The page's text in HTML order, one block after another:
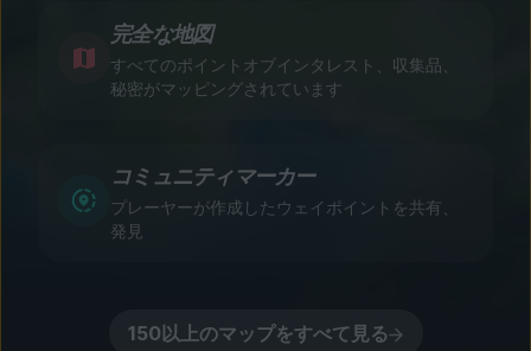
完全な地図
すべてのポイントオブインタレスト、収集品、
秘密がマッピングされています
コミュニティマーカー
プレーヤーが作成したウェイポイントを共有、
発見
150以上のマップをすべて見る